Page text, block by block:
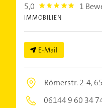
5,0 5.0 1
IMMOBILIEN
E-Mail
Römerstr. 2-4,
06144 9 60 34